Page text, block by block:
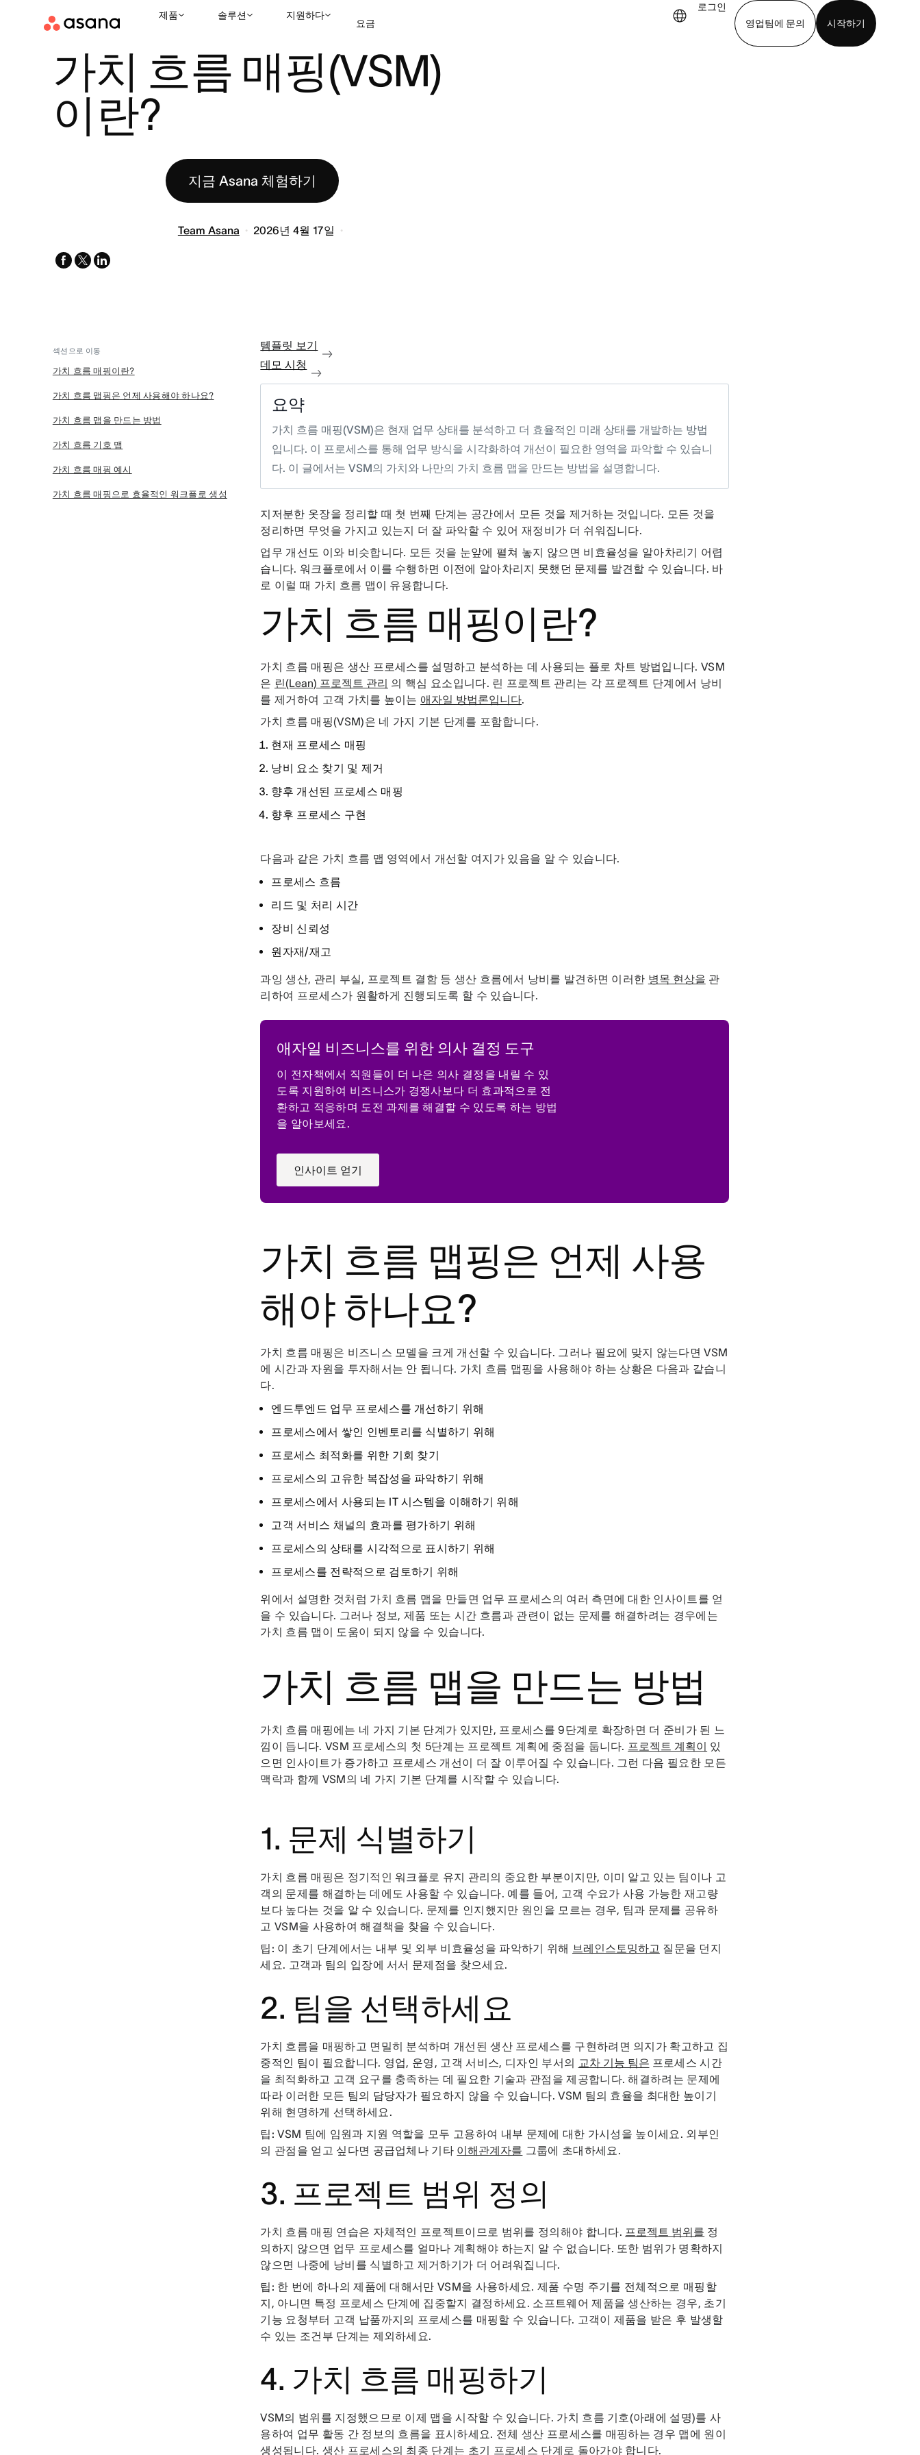
제품 솔루션 지원하다
요금
로그인
영업팀에 문의
시작하기
가치 흐름 매핑(VSM)
이란?
지금 Asana 체험하기
Team Asana 2026년 4월 17일
facebook
x-
linkedin
섹션으로 이동
가치 흐름 매핑이란?
가치 흐름 맵핑은 언제 사용해야 하나요?
가치 흐름 맵을 만드는 방법
가치 흐름 기호 맵
가치 흐름 매핑 예시
가치 흐름 매핑으로 효율적인 워크플로 생성
템플릿 보기
데모 시청
요약
가치 흐름 매핑(VSM)은 현재 업무 상태를 분석하고 더 효율적인 미래 상태를 개발하는 방법
입니다. 이 프로세스를 통해 업무 방식을 시각화하여 개선이 필요한 영역을 파악할 수 있습니
다. 이 글에서는 VSM의 가치와 나만의 가치 흐름 맵을 만드는 방법을 설명합니다.
지저분한 옷장을 정리할 때 첫 번째 단계는 공간에서 모든 것을 제거하는 것입니다. 모든 것을
정리하면 무엇을 가지고 있는지 더 잘 파악할 수 있어 재정비가 더 쉬워집니다.
업무 개선도 이와 비슷합니다. 모든 것을 눈앞에 펼쳐 놓지 않으면 비효율성을 알아차리기 어렵
습니다. 워크플로에서 이를 수행하면 이전에 알아차리지 못했던 문제를 발견할 수 있습니다. 바
로 이럴 때 가치 흐름 맵이 유용합니다.
가치 흐름 매핑이란?
가치 흐름 매핑은 생산 프로세스를 설명하고 분석하는 데 사용되는 플로 차트 방법입니다. VSM
은 린(Lean) 프로젝트 관리 의 핵심 요소입니다. 린 프로젝트 관리는 각 프로젝트 단계에서 낭비
를 제거하여 고객 가치를 높이는 애자일 방법론입니다.
가치 흐름 매핑(VSM)은 네 가지 기본 단계를 포함합니다.
현재 프로세스 매핑
낭비 요소 찾기 및 제거
향후 개선된 프로세스 매핑
향후 프로세스 구현
다음과 같은 가치 흐름 맵 영역에서 개선할 여지가 있음을 알 수 있습니다.
프로세스 흐름
리드 및 처리 시간
장비 신뢰성
원자재/재고
과잉 생산, 관리 부실, 프로젝트 결함 등 생산 흐름에서 낭비를 발견하면 이러한 병목 현상을 관
리하여 프로세스가 원활하게 진행되도록 할 수 있습니다.
애자일 비즈니스를 위한 의사 결정 도구
이 전자책에서 직원들이 더 나은 의사 결정을 내릴 수 있
도록 지원하여 비즈니스가 경쟁사보다 더 효과적으로 전
환하고 적응하며 도전 과제를 해결할 수 있도록 하는 방법
을 알아보세요.
인사이트 얻기
가치 흐름 맵핑은 언제 사용
해야 하나요?
가치 흐름 매핑은 비즈니스 모델을 크게 개선할 수 있습니다. 그러나 필요에 맞지 않는다면 VSM
에 시간과 자원을 투자해서는 안 됩니다. 가치 흐름 맵핑을 사용해야 하는 상황은 다음과 같습니
다.
엔드투엔드 업무 프로세스를 개선하기 위해
프로세스에서 쌓인 인벤토리를 식별하기 위해
프로세스 최적화를 위한 기회 찾기
프로세스의 고유한 복잡성을 파악하기 위해
프로세스에서 사용되는 IT 시스템을 이해하기 위해
고객 서비스 채널의 효과를 평가하기 위해
프로세스의 상태를 시각적으로 표시하기 위해
프로세스를 전략적으로 검토하기 위해
위에서 설명한 것처럼 가치 흐름 맵을 만들면 업무 프로세스의 여러 측면에 대한 인사이트를 얻
을 수 있습니다. 그러나 정보, 제품 또는 시간 흐름과 관련이 없는 문제를 해결하려는 경우에는
가치 흐름 맵이 도움이 되지 않을 수 있습니다.
가치 흐름 맵을 만드는 방법
가치 흐름 매핑에는 네 가지 기본 단계가 있지만, 프로세스를 9단계로 확장하면 더 준비가 된 느
낌이 듭니다. VSM 프로세스의 첫 5단계는 프로젝트 계획에 중점을 둡니다. 프로젝트 계획이 있
으면 인사이트가 증가하고 프로세스 개선이 더 잘 이루어질 수 있습니다. 그런 다음 필요한 모든
맥락과 함께 VSM의 네 가지 기본 단계를 시작할 수 있습니다.
1. 문제 식별하기
가치 흐름 매핑은 정기적인 워크플로 유지 관리의 중요한 부분이지만, 이미 알고 있는 팀이나 고
객의 문제를 해결하는 데에도 사용할 수 있습니다. 예를 들어, 고객 수요가 사용 가능한 재고량
보다 높다는 것을 알 수 있습니다. 문제를 인지했지만 원인을 모르는 경우, 팀과 문제를 공유하
고 VSM을 사용하여 해결책을 찾을 수 있습니다.
팁: 이 초기 단계에서는 내부 및 외부 비효율성을 파악하기 위해 브레인스토밍하고 질문을 던지
세요. 고객과 팀의 입장에 서서 문제점을 찾으세요.
2. 팀을 선택하세요
가치 흐름을 매핑하고 면밀히 분석하며 개선된 생산 프로세스를 구현하려면 의지가 확고하고 집
중적인 팀이 필요합니다. 영업, 운영, 고객 서비스, 디자인 부서의 교차 기능 팀은 프로세스 시간
을 최적화하고 고객 요구를 충족하는 데 필요한 기술과 관점을 제공합니다. 해결하려는 문제에
따라 이러한 모든 팀의 담당자가 필요하지 않을 수 있습니다. VSM 팀의 효율을 최대한 높이기
위해 현명하게 선택하세요.
팁:VSM 팀에 임원과 지원 역할을 모두 고용하여 내부 문제에 대한 가시성을 높이세요. 외부인
의 관점을 얻고 싶다면 공급업체나 기타 이해관계자를 그룹에 초대하세요.
3. 프로젝트 범위 정의
가치 흐름 매핑 연습은 자체적인 프로젝트이므로 범위를 정의해야 합니다. 프로젝트 범위를 정
의하지 않으면 업무 프로세스를 얼마나 계획해야 하는지 알 수 없습니다. 또한 범위가 명확하지
않으면 나중에 낭비를 식별하고 제거하기가 더 어려워집니다.
팁: 한 번에 하나의 제품에 대해서만 VSM을 사용하세요. 제품 수명 주기를 전체적으로 매핑할
지, 아니면 특정 프로세스 단계에 집중할지 결정하세요. 소프트웨어 제품을 생산하는 경우, 초기
기능 요청부터 고객 납품까지의 프로세스를 매핑할 수 있습니다. 고객이 제품을 받은 후 발생할
수 있는 조건부 단계는 제외하세요.
4. 가치 흐름 매핑하기
VSM의 범위를 지정했으므로 이제 맵을 시작할 수 있습니다. 가치 흐름 기호(아래에 설명)를 사
용하여 업무 활동 간 정보의 흐름을 표시하세요. 전체 생산 프로세스를 매핑하는 경우 맵에 원이
생성됩니다. 생산 프로세스의 최종 단계는 초기 프로세스 단계로 돌아가야 합니다.